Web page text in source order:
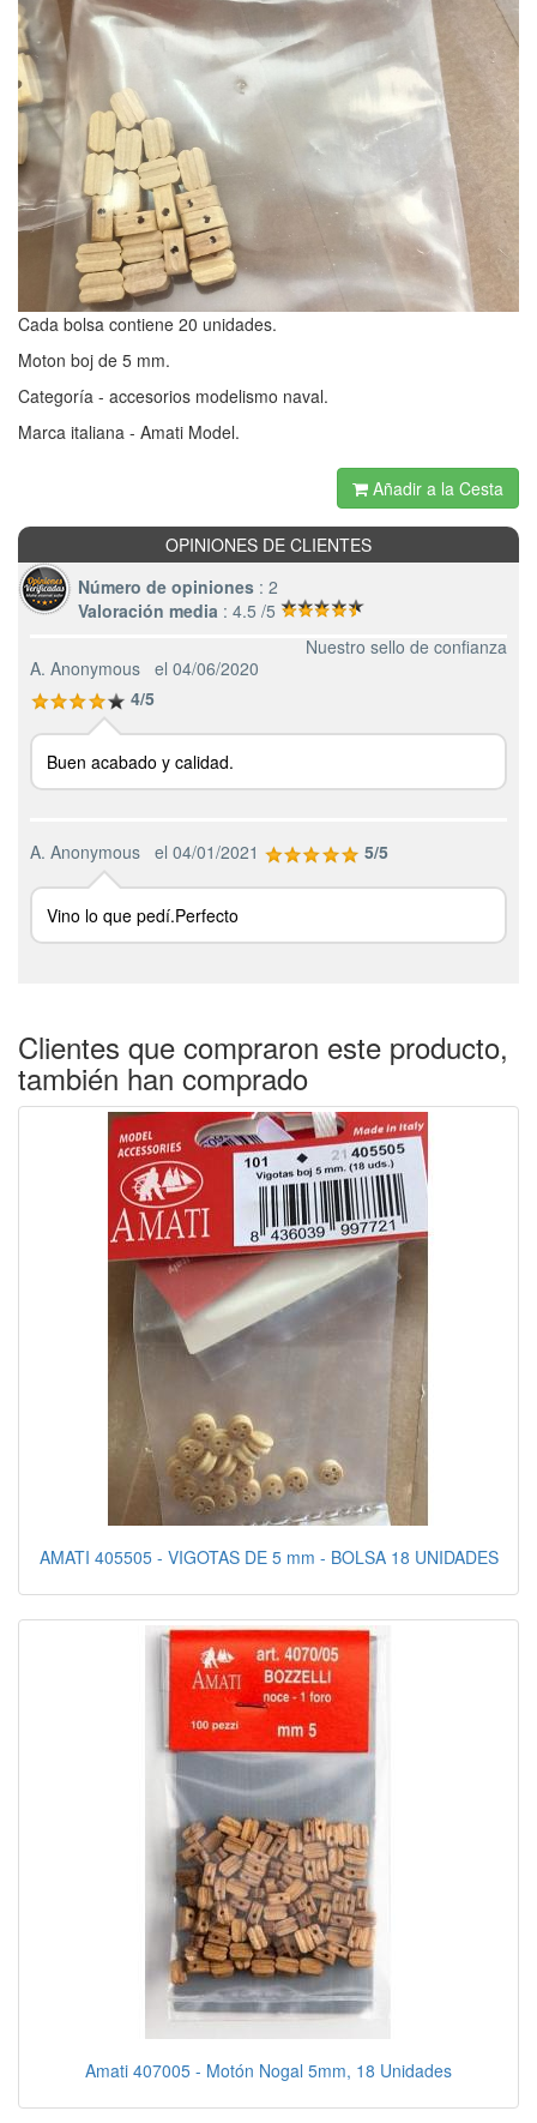
Cada bolsa contiene 20 unidades.
Moton boj de 5 mm.
Categoría - accesorios modelismo naval.
Marca italiana - Amati Model.
Añadir a la Cesta
OPINIONES DE CLIENTES
Número de opiniones : 2
Valoración media : 4.5 /5
Nuestro sello de confianza
A. Anonymous el 04/06/2020
4/5
Buen acabado y calidad.
A. Anonymous el 04/01/2021 5/5
Vino lo que pedí.Perfecto
Clientes que compraron este producto,
también han comprado
AMATI 405505 - VIGOTAS DE 5 mm - BOLSA 18 UNIDADES
Amati 407005 - Motón Nogal 5mm, 18 Unidades